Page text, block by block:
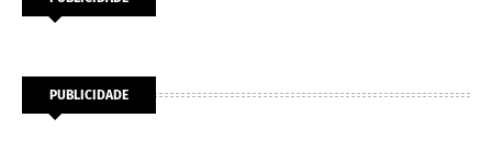
PUBLICIDADE